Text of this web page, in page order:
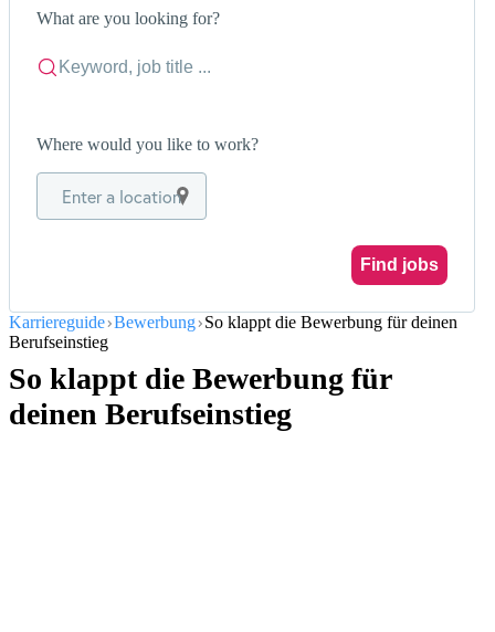
What are you looking for?
Where would you like to work?
Enter a location
Find jobs
Karriereguide Bewerbung So klappt die Bewerbung für deinen
Berufseinstieg
So klappt die Bewerbung für
deinen Berufseinstieg